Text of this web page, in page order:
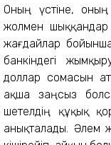
Оның үстіне,
жолмен
жағдайлар
банкіндегі
доллар сомасын
ақша заңсыз
шетелдің құқық
анықталады. Әлем